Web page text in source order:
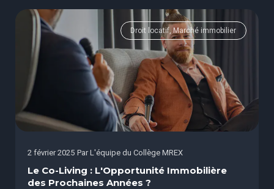
Droit locatif, Marché immobilier
2 février 2025 Par L'équipe du Collège MREX
Le Co-Living : L'Opportunité Immobilière
des Prochaines Années ?